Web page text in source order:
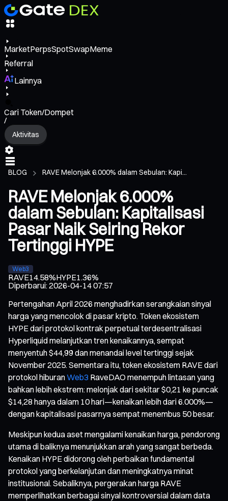
MarketPerpsSpotSwapMeme
Referral
Lainnya
Cari Token/Dompet
/
Aktivitas
BLOG RAVE Melonjak 6.000% dalam Sebulan: Kapi...
RAVE Melonjak 6.000%
dalam Sebulan: Kapitalisasi
Pasar Naik Seiring Rekor
Tertinggi HYPE
Web3
RAVE14.58%HYPE1.36%
Diperbarui:2026-04-14 07:57
Pertengahan April 2026 menghadirkan serangkaian sinyal
harga yang mencolok di pasar kripto. Token ekosistem
HYPE dari protokol kontrak perpetual terdesentralisasi
Hyperliquid melanjutkan tren kenaikannya, sempat
menyentuh $44,99 dan menandai level tertinggi sejak
November 2025. Sementara itu, token ekosistem RAVE dari
protokol hiburanWeb3 RaveDAO menempuh lintasan yang
bahkan lebih ekstrem: melonjak dari sekitar $0,21 ke puncak
$14,28 hanya dalam 10 hari—kenaikan lebih dari 6.000%—
dengan kapitalisasi pasarnya sempat menembus 50 besar.
Meskipun kedua aset mengalami kenaikan harga, pendorong
utama di baliknya menunjukkan arah yang sangat berbeda.
Kenaikan HYPE didorong oleh perbaikan fundamental
protokol yang berkelanjutan dan meningkatnya minat
institusional. Sebaliknya, pergerakan harga RAVE
memperlihatkan berbagai sinyal kontroversial dalam data